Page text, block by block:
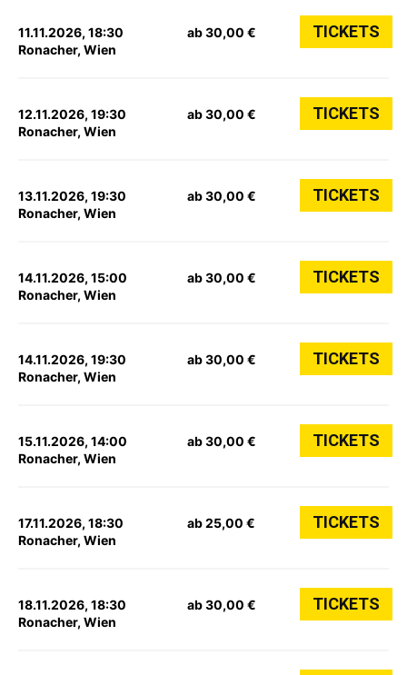
11.11.2026, 18:30
Ronacher, Wien
ab 30,00 € TICKETS
12.11.2026, 19:30
Ronacher, Wien
ab 30,00 € TICKETS
13.11.2026, 19:30
Ronacher, Wien
ab 30,00 € TICKETS
14.11.2026, 15:00
Ronacher, Wien
ab 30,00 € TICKETS
14.11.2026, 19:30
Ronacher, Wien
ab 30,00 € TICKETS
15.11.2026, 14:00
Ronacher, Wien
ab 30,00 € TICKETS
17.11.2026, 18:30
Ronacher, Wien
ab 25,00 € TICKETS
18.11.2026, 18:30
Ronacher, Wien
ab 30,00 € TICKETS